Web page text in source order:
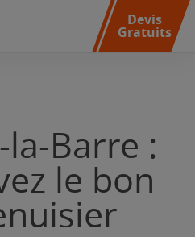
Devis
Gratuits
la-Barre :
le bon